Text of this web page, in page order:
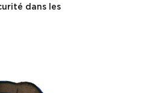
dans les